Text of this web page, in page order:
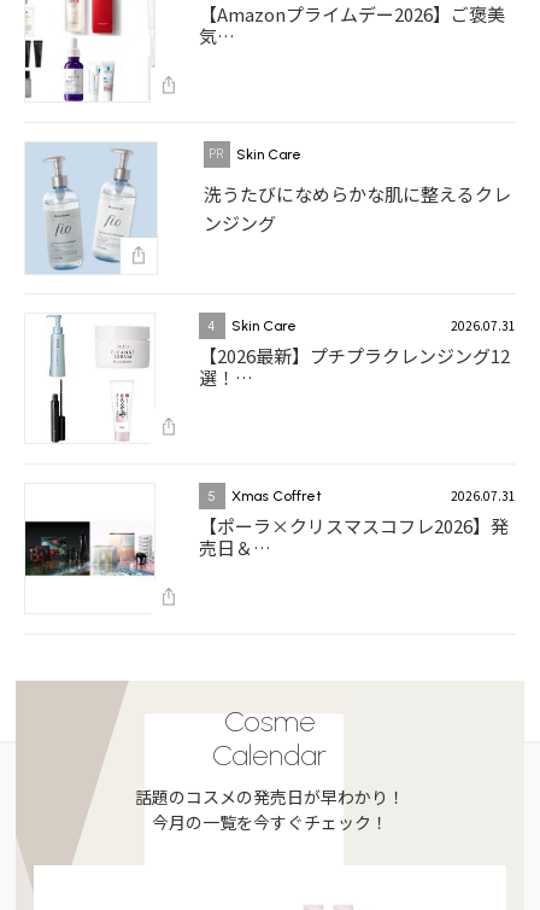
【Amazonプライムデー2026】ご褒美
気…
Skin Care
洗うたびになめらかな肌に整えるクレ
ンジング
4 Skin Care 2026.07.31
【2026最新】プチプラクレンジング12
選！…
5 Xmas Coffret 2026.07.31
【ポーラ×クリスマスコフレ2026】発
売日＆…
Cosme
Calendar
話題のコスメの発売日が早わかり！
今月の一覧を今すぐチェック！